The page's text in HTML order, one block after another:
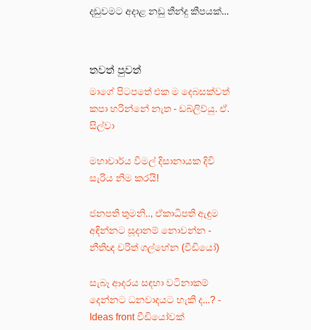
දඬුවමට අදාළ නඩු තීන්දු කීපයක්...
තවත් පුවත්
මාගේ පිටපතේ එක ම දෙබසක්වත්
කපා හරින්නේ නැත - ඩබ්ලිව්යු. ඒ.
සිල්වා
මහාචාර්ය විමල් දිසානායක දිවි
සැරිය නිම කරයි!
ජනපති තුමනි.., ඒකාධිපති ඇඳුම
අඳින්නට සූදානම් නොවන්න -
නීතිඥ චරිත් ගල්හේන (වීඩියෝ)
සැබෑ ආදරය සඳහා වටිනාකම්
දෙන්නට ධනවාදයට හැකි ද...? -
Ideas front වීඩියෝවක්